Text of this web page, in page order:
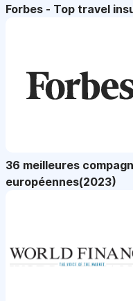
Forbes - Top travel
36 meilleures
européennes(2023)